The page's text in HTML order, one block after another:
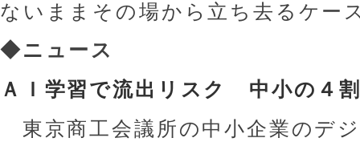
ないままその場から立ち去るケー
◆ニュース
ＡＩ学習で流出リスク 中小の４
東京商工会議所の中小企業のデ